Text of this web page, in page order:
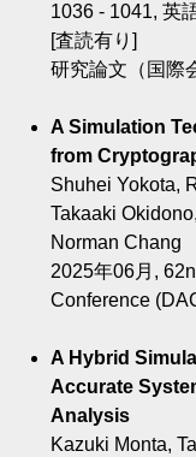
1036 - 1041, 英
[査読有り]
研究論文（国際
A Simulation
from
Shuhei Yokota,
Takaaki
Norman Chang
2025年06月,
Conference
A Hybrid
Accurate
Analysis
Kazuki Monta,